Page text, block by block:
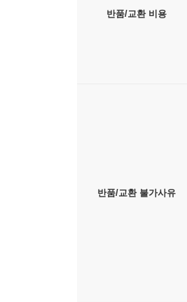
반품/교환 비용
반품/교환 불가사유